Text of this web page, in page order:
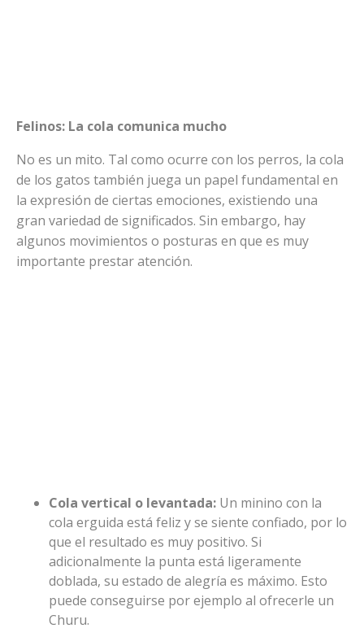
Felinos: La cola comunica mucho
No es un mito. Tal como ocurre con los perros, la cola
de los gatos también juega un papel fundamental en
la expresión de ciertas emociones, existiendo una
gran variedad de significados. Sin embargo, hay
algunos movimientos o posturas en que es muy
importante prestar atención.
Cola vertical o levantada: Un minino con la
cola erguida está feliz y se siente confiado, por lo
que el resultado es muy positivo. Si
adicionalmente la punta está ligeramente
doblada, su estado de alegría es máximo. Esto
puede conseguirse por ejemplo al ofrecerle un
Churu.